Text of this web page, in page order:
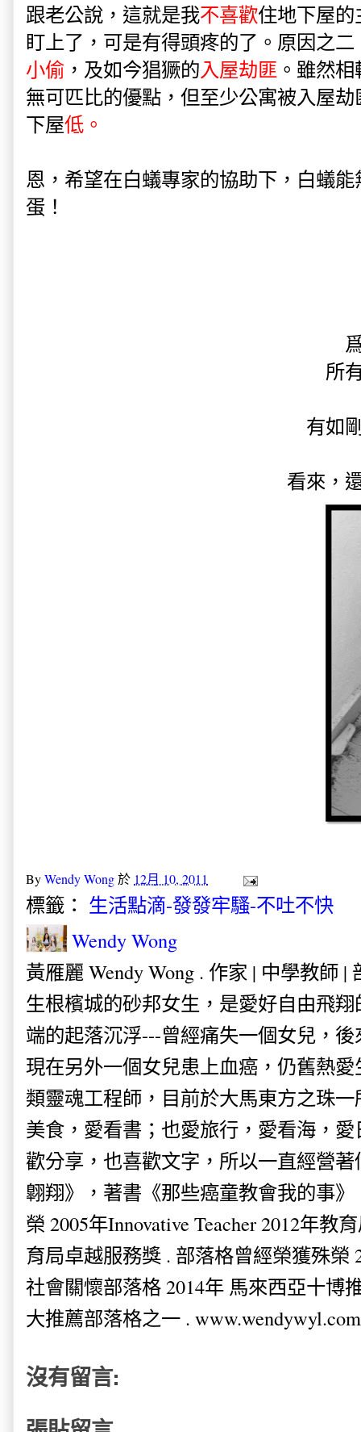
跟老公說，這就是我不喜歡住地下屋
盯上了，可是有得頭疼的了。原因之
小偷 ，及如今猖獗的入屋劫匪 。雖然
無可匹比的優點，但至少公寓被入屋
下屋低。
恩，希望在白蟻專家的協助下，白蟻
蛋！
所
有如
看來，
ByWendy Wong於 12月 10, 2011
標籤： 生活點滴-發發牢騷-不吐不快
Wendy Wong
黃雁麗 Wendy Wong . 作家 | 中學教師 |
生根檳城的砂邦女生，是愛好自由飛
端的起落沉浮---曾經痛失一個女兒，
現在另外一個女兒患上血癌，仍舊熱
類靈魂工程師，目前於大馬東方之珠
美食，愛看書；也愛旅行，愛看海，
歡分享，也喜歡文字，所以一直經營
翺翔》，著書《那些癌童教會我的事
榮 2005年Innovative Teacher 2012年教
育局卓越服務獎 . 部落格曾經榮獲殊榮
社會關懷部落格 2014年 馬來西亞十博
大推薦部落格之一 . www.wendywyl.com
沒有留言: